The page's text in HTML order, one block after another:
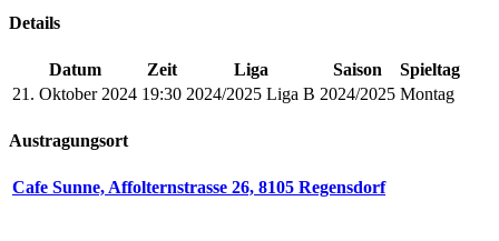
Details
Datum Zeit Liga Saison
Spieltag
21. Oktober 2024 19:30 2024/2025 Liga B 2024/2025 Montag
Austragungsort
Cafe Sunne, Affolternstrasse 26, 8105 Regensdorf